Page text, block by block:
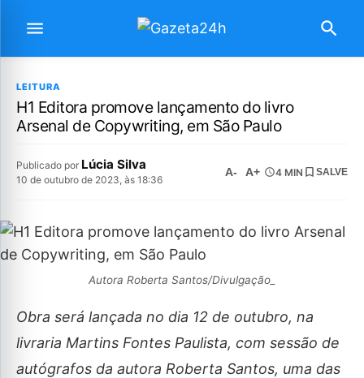
LEITURA
H1 Editora promove lançamento do livro
Arsenal de Copywriting, em São Paulo
Publicado por Lúcia Silva
10 de outubro de 2023, às 18:36
A- A+ 4 MIN SALVE
Autora Roberta Santos/Divulgação_
Obra será lançada no dia 12 de outubro, na
livraria Martins Fontes Paulista, com sessão de
autógrafos da autora Roberta Santos, uma das